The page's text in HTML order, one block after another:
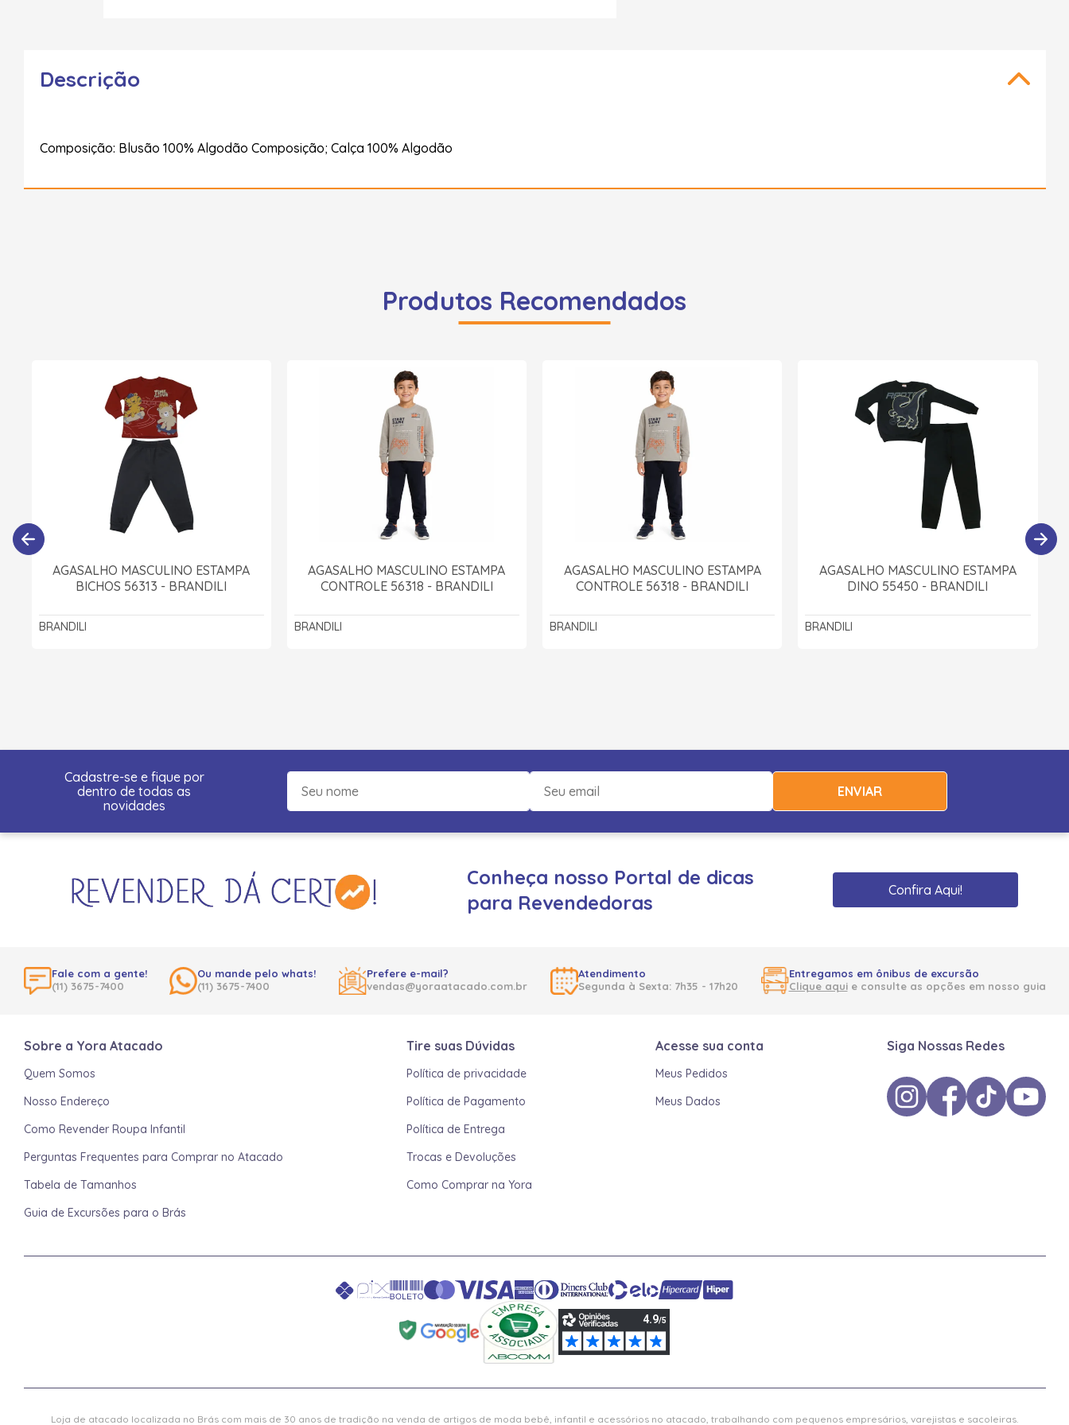
Descrição
Composição: Blusão 100% Algodão Composição; Calça 100% Algodão
Produtos Recomendados
AGASALHO MASCULINO ESTAMPA
BICHOS 56313 - BRANDILI
BRANDILI
AGASALHO MASCULINO ESTAMPA
CONTROLE 56318 - BRANDILI
BRANDILI
AGASALHO MASCULINO ESTAMPA
CONTROLE 56318 - BRANDILI
BRANDILI
AGASALHO MASCULINO ESTAMPA
DINO 55450 - BRANDILI
BRANDILI
Cadastre-se e fique por
dentro de todas as
novidades
ENVIAR
Conheça nosso Portal de dicas
para Revendedoras
Confira Aqui!
Fale com a gente!
(11) 3675-7400
Ou mande pelo whats!
(11) 3675-7400
Prefere e-mail?
vendas@yoraatacado.com.br
Atendimento
Segunda à Sexta: 7h35 - 17h20
Entregamos em ônibus de excursão
Clique aquie consulte as opções em nosso guia
Sobre a Yora Atacado
Quem Somos
Nosso Endereço
Como Revender Roupa Infantil
Perguntas Frequentes para Comprar no Atacado
Tabela de Tamanhos
Guia de Excursões para o Brás
Tire suas Dúvidas
Política de privacidade
Política de Pagamento
Política de Entrega
Trocas e Devoluções
Como Comprar na Yora
Acesse sua conta
Meus Pedidos
Meus Dados
Siga Nossas Redes
Loja de atacado localizada no Brás com mais de 30 anos de tradição na venda de artigos de moda bebê, infantil e acessórios no atacado, trabalhando com pequenos empresários, varejistas e sacoleiras.